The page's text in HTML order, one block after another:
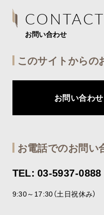
CONTACT
お問い合わせ
このサイトからの
お問い合わ
お電話でのお問い
TEL: 03-5937-0888
9:30～17:30（土日祝休み）